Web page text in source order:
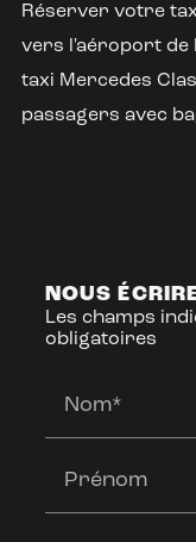
Réserver votre
vers l'aéroport de
taxi Mercedes
passagers avec
NOUS
Les champs
obligatoires
Nom*
Prénom